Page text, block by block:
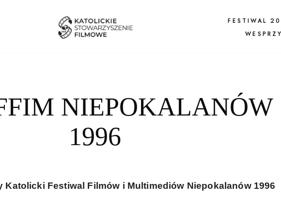
FESTIWAL
NIEPOKALANÓW
1996
Katolicki Festiwal Filmów i Multimediów Niepokalanów 1996